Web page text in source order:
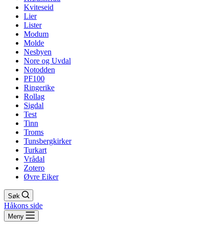
Kviteseid
Lier
Lister
Modum
Molde
Nesbyen
Nore og Uvdal
Notodden
PF100
Ringerike
Rollag
Sigdal
Test
Tinn
Troms
Tunsbergkirker
Turkart
Vrådal
Zotero
Øvre Eiker
Søk
Håkons side
Meny